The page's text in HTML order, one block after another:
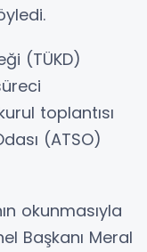
(TÜKD)
toplantısı
(ATSO)
okunmasıyla
Başkanı Meral